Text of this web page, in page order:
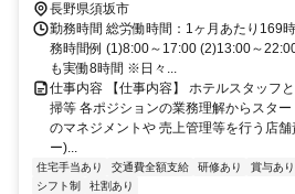
長野県須坂市
勤務時間 総労働時間：1ヶ月あたり169
務時間例 (1)8:00～17:00 (2)13:00～
も実働8時間 ※日々...
仕事内容 【仕事内容】 ホテルスタッフ
掃等 各ポジションの業務理解からスタ
のマネジメントや 売上管理等を行う店
ー)...
住宅手当あり 交通費全額支給 研修あり 賞与あり
シフト制
社割あり